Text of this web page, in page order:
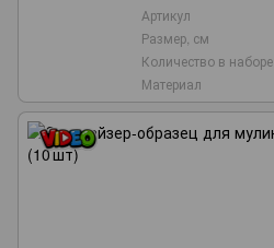
Артикул
Размер, см
Количество в наборе
Материал